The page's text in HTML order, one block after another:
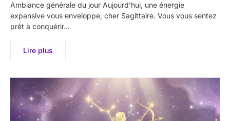
Ambiance générale du jour Aujourd’hui, une énergie
expansive vous enveloppe, cher Sagittaire. Vous vous sentez
prêt à conquérir…
Lire plus